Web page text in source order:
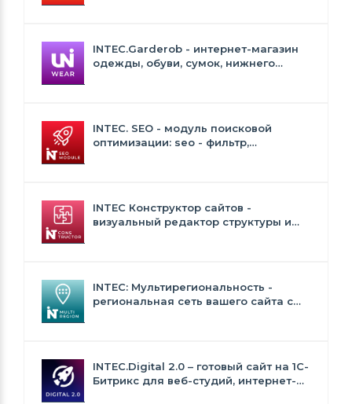
INTEC.Garderob - интернет-магазин
одежды, обуви, сумок, нижнего
INTEC. SEO - модуль поисковой
оптимизации: seo - фильтр,
INTEC Конструктор сайтов -
визуальный редактор структуры и
INTEC: Мультирегиональность -
региональная сеть вашего сайта с
INTEC.Digital 2.0 – готовый сайт на 1C-
Битрикс для веб-студий, интернет-